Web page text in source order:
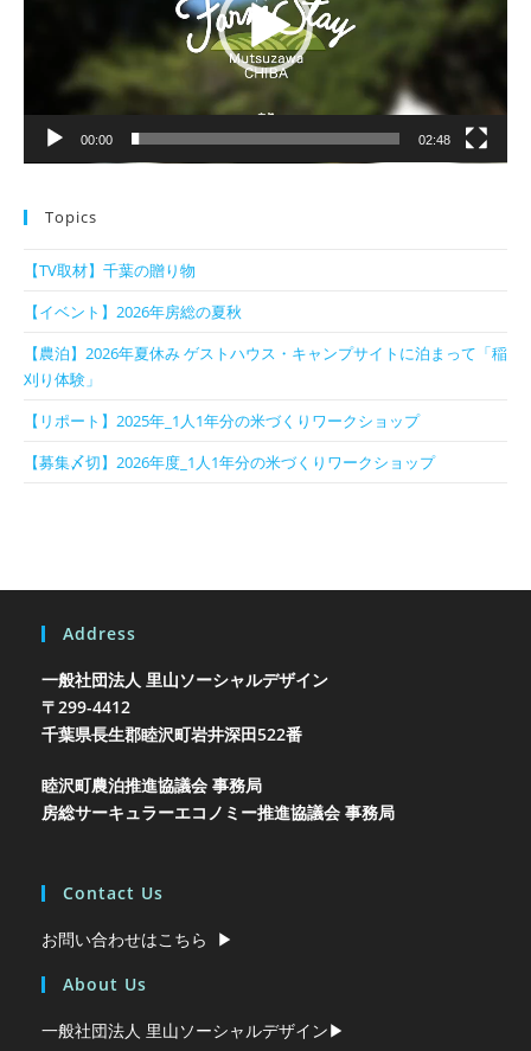
00:00 02:48
Topics
【TV取材】千葉の贈り物
【イベント】2026年房総の夏秋
【農泊】2026年夏休み ゲストハウス・キャンプサイトに泊まって「稲
刈り体験」
【リポート】2025年_1人1年分の米づくりワークショップ
【募集〆切】2026年度_1人1年分の米づくりワークショップ
Address
一般社団法人 里山ソーシャルデザイン
〒299-4412
千葉県長生郡睦沢町岩井深田522番
睦沢町農泊推進協議会 事務局
房総サーキュラーエコノミー推進協議会 事務局
Contact Us
お問い合わせはこちら ▶︎
About Us
一般社団法人 里山ソーシャルデザイン▶︎